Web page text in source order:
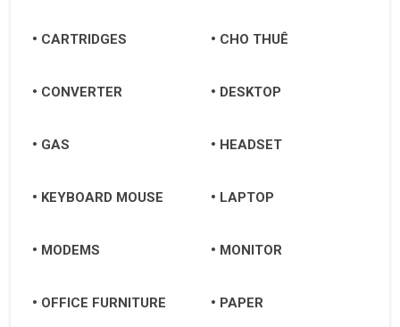
CARTRIDGES CHO THUÊ
CONVERTER DESKTOP
GAS HEADSET
KEYBOARD MOUSE LAPTOP
MODEMS MONITOR
OFFICE FURNITURE PAPER